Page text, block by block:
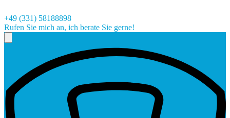
+49 (331) 58188898
Rufen Sie mich an, ich berate Sie gerne!